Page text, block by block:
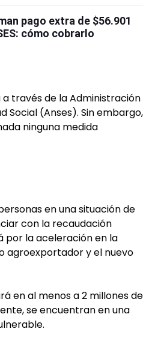
pago extra de $56.901
cómo cobrarlo
través de la Administración
Social (Anses). Sin embargo,
ninguna medida
en una situación de
con la recaudación
por la aceleración en la
agroexportador y el nuevo
en al menos a 2 millones de
se encuentran en una